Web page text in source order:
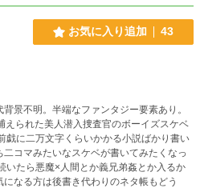
お気に入り追加 43
景不明。半端なファンタジー要素あり。
えられた美人潜入捜査官のボーイズスケベ
戯に二万文字くらいかかる小説ばかり書い
二コマみたいなスケベが書いてみたくなっ
になる方は後書き代わりのネタ帳もどう